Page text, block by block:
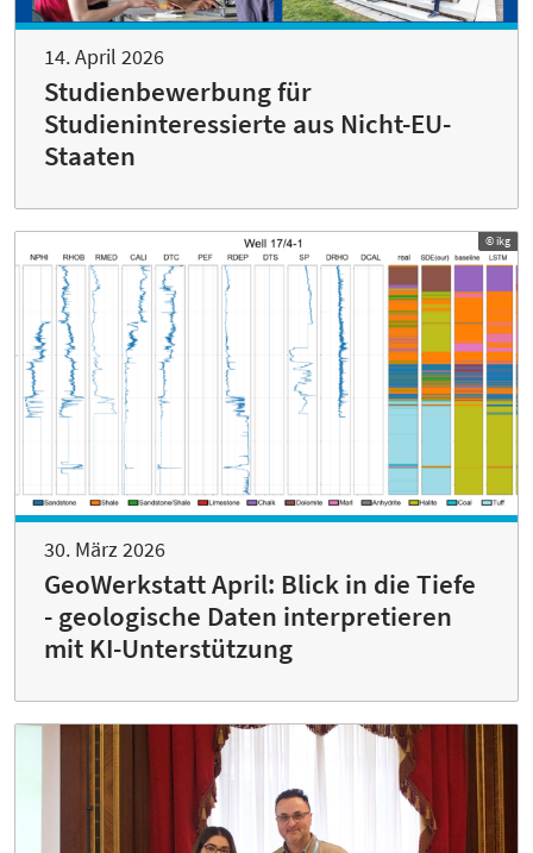
14. April 2026
Studienbewerbung für
Studieninteressierte aus Nicht-EU-
Staaten
© ikg
30. März 2026
GeoWerkstatt April: Blick in die Tiefe
- geologische Daten interpretieren
mit KI-Unterstützung